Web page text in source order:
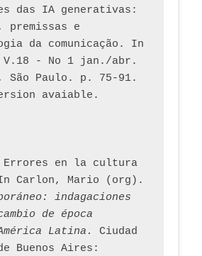
das IA generativas:
premissas e
da comunicação. In
V.18 - No 1 jan./abr.
São Paulo. p. 75-91.
avaiable.
Errores en la cultura
indagaciones
de época
Latina.
Ciudad
Buenos Aires: